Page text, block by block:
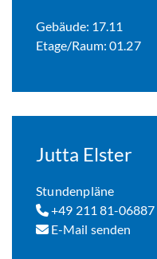
Gebäude: 17.11
Etage/Raum: 01.27
Jutta Elster
Stundenpläne
+49 211 81-06887
E-Mail senden